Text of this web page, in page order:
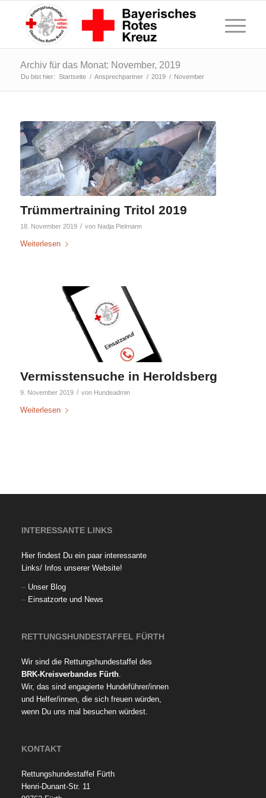
Archiv für das Monat: November, 2019
Du bist hier: Startseite / Ansprechpartner / 2019 / November
Trümmertraining Tritol 2019
18. November 2019 / von Nadja Pielmann
Weiterlesen
Vermisstensuche in Heroldsberg
9. November 2019 / von Hundeadmin
Weiterlesen
INTERESSANTE LINKS
Hier findest Du ein paar interessante
Links/ Infos unserer Website!
– Unser Blog
– Einsatzorte und News
RETTUNGSHUNDESTAFFEL FÜRTH
Wir sind die Rettungshundestaffel des
BRK-Kreisverbandes Fürth.
Wir, das sind engagierte Hundeführer/innen
und Helfer/innen, die sich freuen würden,
wenn Du uns mal besuchen würdest.
KONTAKT
Rettungshundestaffel Fürth
Henri-Dunant-Str. 11